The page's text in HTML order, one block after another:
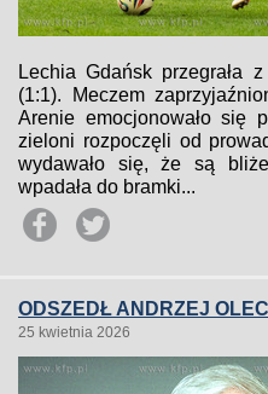
Lechia Gdańsk przegrała
(1:1). Meczem
Arenie emocjonowało się
zieloni rozpoczęli od
wydawało się, że są
wpadała do bramki...
ODSZEDŁ ANDRZEJ
25 kwietnia 2026